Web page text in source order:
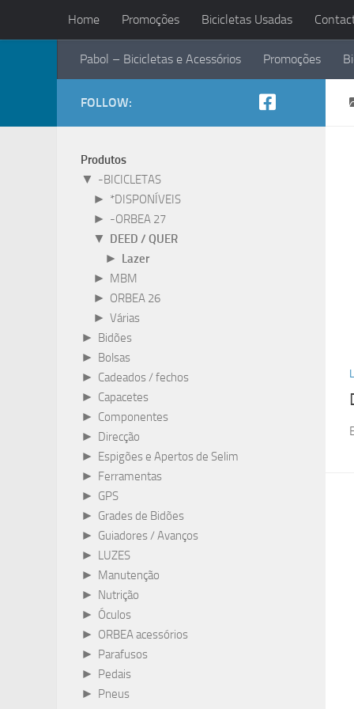
Skip to content
Home Promoções Bicicletas Usadas
Pabol – Bicicletas e Acessórios Promoções
FOLLOW:
Produtos
▼ -BICICLETAS
► *DISPONÍVEIS
► -ORBEA 27
▼ DEED / QUER
► Lazer
► MBM
► ORBEA 26
► Várias
► Bidões
► Bolsas
► Cadeados / fechos
► Capacetes
► Componentes
► Direcção
► Espigões e Apertos de Selim
► Ferramentas
► GPS
► Grades de Bidões
► Guiadores / Avanços
► LUZES
► Manutenção
► Nutrição
► Óculos
► ORBEA acessórios
► Parafusos
► Pedais
► Pneus